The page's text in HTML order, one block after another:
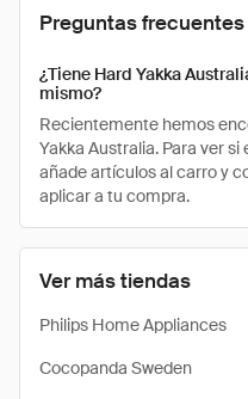
Ver más tiendas
Philips Home Appliances
Cocopanda Sweden
Preguntas frecuentes
¿Tiene Hard Yakka
mismo?
Recientemente hemos
Yakka Australia. Para ver
añade artículos al carro y
aplicar a tu compra.